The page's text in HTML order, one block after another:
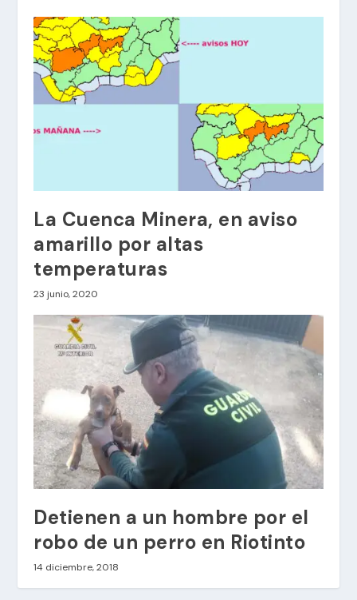
La Cuenca Minera, en aviso
amarillo por altas
temperaturas
23 junio, 2020
Detienen a un hombre por el
robo de un perro en Riotinto
14 diciembre, 2018